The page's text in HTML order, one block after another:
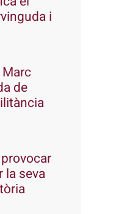
i
Marc
de
la seva